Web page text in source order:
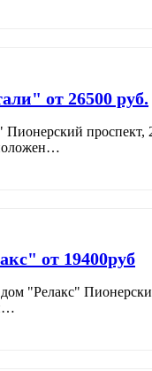
от 26500 руб.
Пионерский
…
от 19400руб
"Релакс"
…